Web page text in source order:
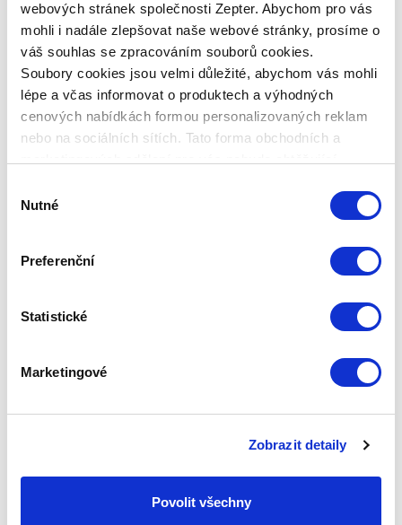
webových stránek společnosti Zepter. Abychom pro vás
mohli i nadále zlepšovat naše webové stránky, prosíme o
váš souhlas se zpracováním souborů cookies.
Soubory cookies jsou velmi důležité, abychom vás mohli
lépe a včas informovat o produktech a výhodných
cenových nabídkách formou personalizovaných reklam
nebo na sociálních sítích. Tato forma obchodních a
souhlasu
Nutné
Preferenční
Statistické
Marketingové
Zobrazit detaily
Povolit všechny
LIFTINGOVÉ SÉRUM 30 ML
Přihlaste se a zobrazí se vám cena pro
každého nákupu s přímým